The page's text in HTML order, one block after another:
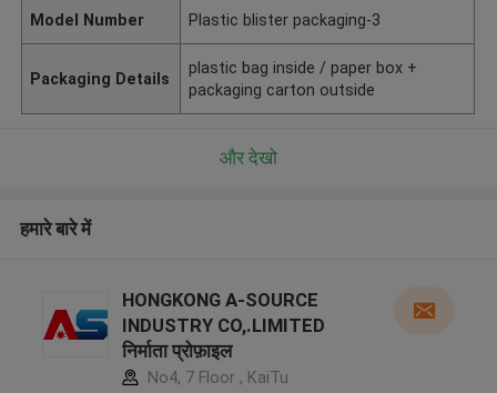
Model Number Plastic blister packaging-3
Packaging Details
plastic bag inside / paper box +
packaging carton outside
और देखो
हमारे बारे में
HONGKONG A-SOURCE
INDUSTRY CO,.LIMITED
निर्माता प्रोफ़ाइल
No4, 7 Floor , KaiTu